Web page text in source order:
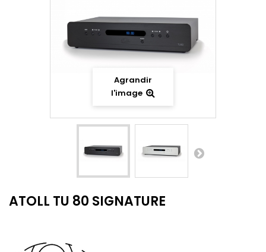
Agrandir
l'image
ATOLL TU 80 SIGNATURE